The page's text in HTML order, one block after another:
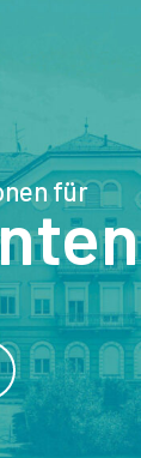
für